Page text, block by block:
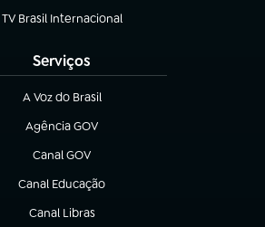
TV Brasil Internacional
(abre em nova aba)
Serviços
A Voz do Brasil
(abre em nova aba)
Agência GOV
(abre em nova aba)
Canal GOV
(abre em nova aba)
Canal Educação
(abre em nova aba)
Canal Libras
(abre em nova aba)